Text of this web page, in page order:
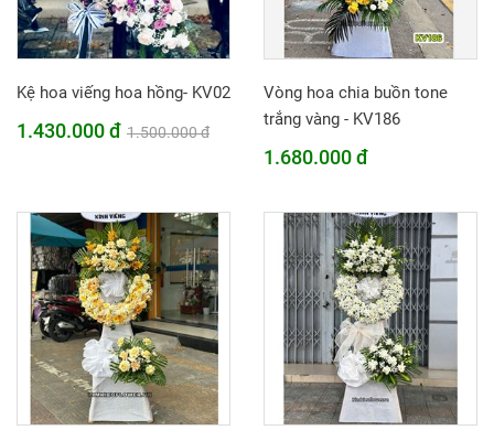
Kệ hoa viếng hoa hồng- KV02
1.430.000 đ 1.500.000 đ
Vòng hoa chia buồn tone
trắng vàng - KV186
1.680.000 đ